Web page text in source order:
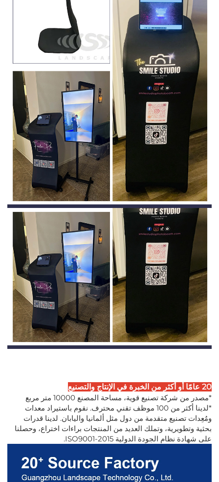
20 عامًا أو أكثر من الخبرة في الإنتاج والتصنيع
*مصدر من شركة تصنيع قوية، مساحة المصنع 10000 متر مربع
*لدينا أكثر من 100 موظف تقني محترف. نقوم باستيراد معدات
ومُعِدات تصنيع متقدمة من دول مثل ألمانيا واليابان. لدينا قدرات
بحثية وتطويرية، وتملك العديد من المنتجات براءات اختراع، وحصلنا
على شهادة نظام الجودة الدولية ISO9001-2015.